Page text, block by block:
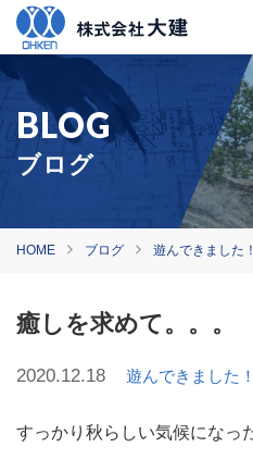
ブログ
HOME ブログ 遊んできました！
癒しを求めて。。。
2020.12.18 遊んできました！
すっかり秋らしい気候になっ